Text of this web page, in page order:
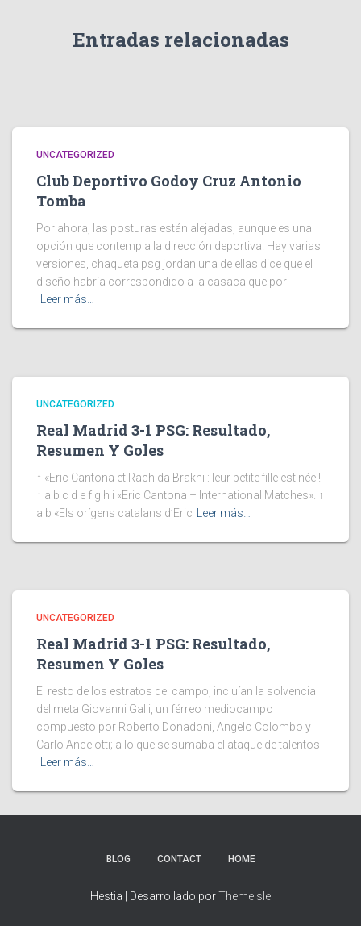
Entradas relacionadas
UNCATEGORIZED
Club Deportivo Godoy Cruz Antonio
Tomba
Por ahora, las posturas están alejadas, aunque es una
opción que contempla la dirección deportiva. Hay varias
versiones, chaqueta psg jordan una de ellas dice que el
diseño habría correspondido a la casaca que por
Leer más…
UNCATEGORIZED
Real Madrid 3-1 PSG: Resultado,
Resumen Y Goles
↑ «Eric Cantona et Rachida Brakni : leur petite fille est née !
↑ a b c d e f g h i «Eric Cantona – International Matches». ↑
a b «Els orígens catalans d’Eric
Leer más…
UNCATEGORIZED
Real Madrid 3-1 PSG: Resultado,
Resumen Y Goles
El resto de los estratos del campo, incluían la solvencia
del meta Giovanni Galli, un férreo mediocampo
compuesto por Roberto Donadoni, Angelo Colombo y
Carlo Ancelotti; a lo que se sumaba el ataque de talentos
Leer más…
BLOG CONTACT HOME
Hestia | Desarrollado porThemeIsle